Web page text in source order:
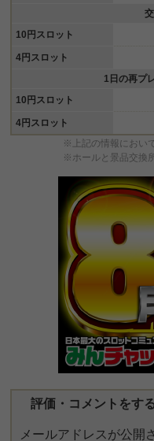
10円スロット
4円スロット
1日の再プ
10円スロット
4円スロット
※上記の情報におい
※ホールと景品交換
評価・コメントをす
メールアドレスが公開